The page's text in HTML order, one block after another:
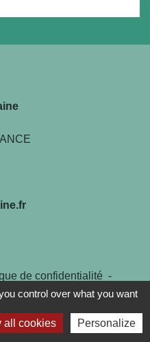
de confidentialité -
- Gestion des cookies
Réseau des Communes
control over what you want
all cookies Personalize